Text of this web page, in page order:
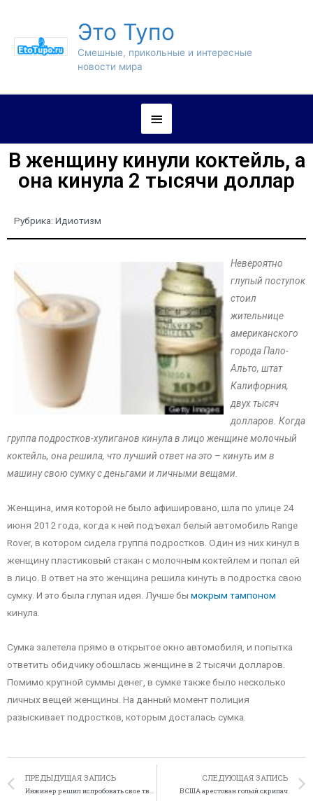
Это Тупо
Смешные, прикольные и интересные
новости мира
В женщину кинули коктейль, а
она кинула 2 тысячи доллар
Рубрика: Идиотизм
Невероятно
глупый поступок
стоил
жительнице
американского
города Пало-
Альто, штат
Калифорния,
двух тысяч
долларов. Когда
группа подростков-хулиганов кинула в лицо женщине молочный
коктейль, она решила, что лучший ответ на это – кинуть им в
машину свою сумку с деньгами и личными вещами.
Женщина, имя которой не было афишировано, шла по улице 24
июня 2012 года, когда к ней подъехал белый автомобиль Range
Rover, в котором сидела группа подростков. Один из них кинул в
женщину пластиковый стакан с молочным коктейлем и попал ей
в лицо. В ответ на это женщина решила кинуть в подростка свою
сумку. И это была глупая идея. Лучше бы мокрым тампоном
кинула.
Сумка залетела прямо в открытое окно автомобиля, и попытка
ответить обидчику обошлась женщине в 2 тысячи долларов.
Помимо крупной суммы денег, в сумке также было несколько
личных вещей женщины. На данный момент полиция
разыскивает подростков, которым досталась сумка.
ПРЕДЫДУЩАЯ ЗАПИСЬ
Инжинер решил испробовать свое творение
СЛЕДУЮЩАЯ ЗАПИСЬ
В США арестован голый скрипач